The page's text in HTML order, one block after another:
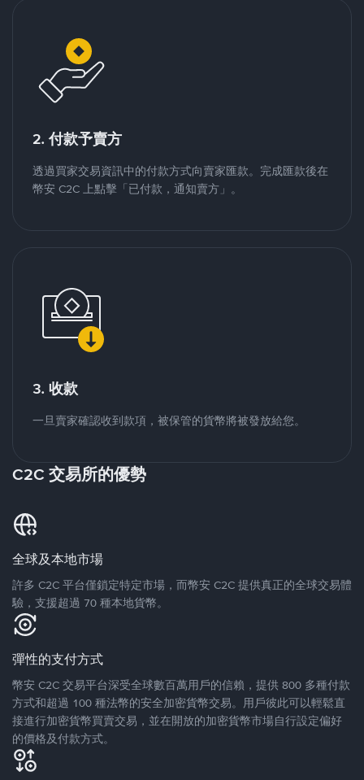
2. 付款予賣方
透過買家交易資訊中的付款方式向賣家匯款。完成匯款後在
幣安 C2C 上點擊「已付款，通知賣方」。
3. 收款
一旦賣家確認收到款項，被保管的貨幣將被發放給您。
C2C 交易所的優勢
全球及本地市場
許多 C2C 平台僅鎖定特定市場，而幣安 C2C 提供真正的全球交易體
驗，支援超過 70 種本地貨幣。
彈性的支付方式
幣安 C2C 交易平台深受全球數百萬用戶的信賴，提供 800 多種付款
方式和超過 100 種法幣的安全加密貨幣交易。用戶彼此可以輕鬆直
接進行加密貨幣買賣交易，並在開放的加密貨幣市場自行設定偏好
的價格及付款方式。